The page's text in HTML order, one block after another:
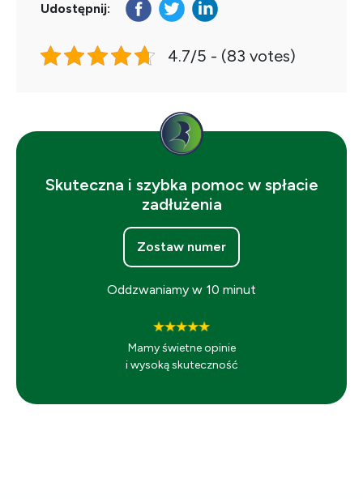
Udostępnij:
4.7/5 - (83 votes)
Skuteczna i szybka pomoc w spłacie
zadłużenia
Zostaw numer
Oddzwaniamy w 10 minut
Mamy świetne opinie
i wysoką skuteczność